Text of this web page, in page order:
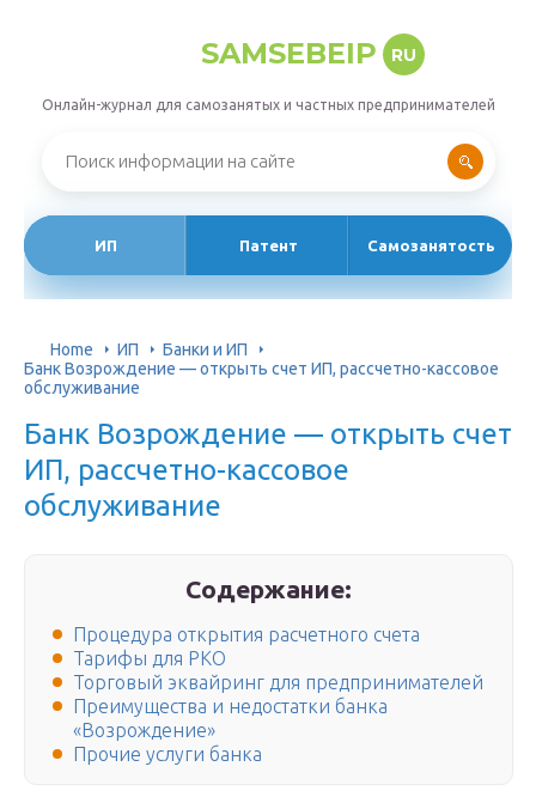
SAMSEBEIP RU
Онлайн-журнал для самозанятых и частных предпринимателей
ИП Патент Самозанятость
Home ИП
Банки и ИП
Банк Возрождение — открыть счет ИП, рассчетно-кассовое
обслуживание
Банк Возрождение — открыть счет
ИП, рассчетно-кассовое
обслуживание
Содержание:
Процедура открытия расчетного счета
Тарифы для РКО
Торговый эквайринг для предпринимателей
Преимущества и недостатки банка
«Возрождение»
Прочие услуги банка